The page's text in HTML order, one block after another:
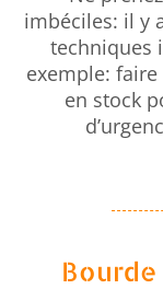
imbéciles: il y
techniques
exemple:
en stock